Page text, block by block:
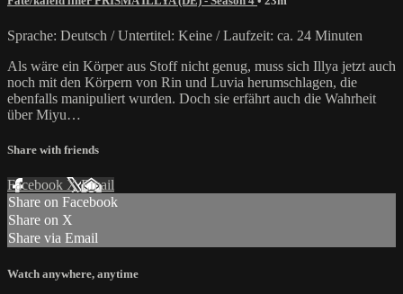
Sprache: Deutsch / Untertitel: Keine / Laufzeit: ca. 24 Minuten
Als wäre ein Körper aus Stoff nicht genug, muss sich Illya jetzt auch
noch mit den Körpern von Rin und Luvia herumschlagen, die
ebenfalls manipuliert wurden. Doch sie erfährt auch die Wahrheit
über Miyu…
Share with friends
Facebook XEmail
Share on Facebook
Share on X
Share via Email
Watch anywhere, anytime